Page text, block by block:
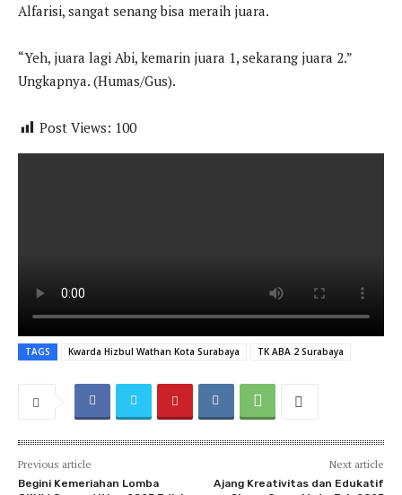
Alfarisi, sangat senang bisa meraih juara.
“Yeh, juara lagi Abi, kemarin juara 1, sekarang juara 2.”
Ungkapnya. (Humas/Gus).
Post Views: 100
TAGS Kwarda Hizbul Wathan Kota Surabaya TK ABA 2 Surabaya
Previous article
Begini Kemeriahan Lomba
Next article
Ajang Kreativitas dan Edukatif